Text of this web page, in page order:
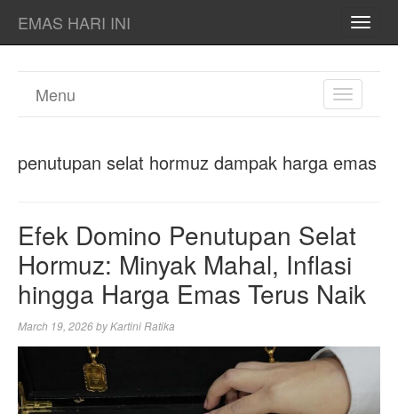
EMAS HARI INI
TOGGLE
Menu
penutupan selat hormuz dampak harga emas
Efek Domino Penutupan Selat
Hormuz: Minyak Mahal, Inflasi
hingga Harga Emas Terus Naik
March 19, 2026byKartini Ratika